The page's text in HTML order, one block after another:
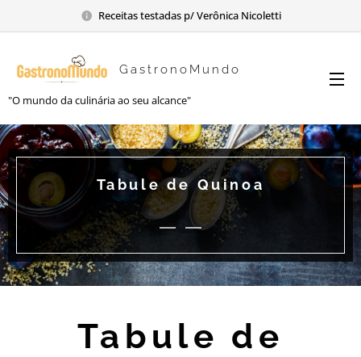
Receitas testadas p/ Verônica Nicoletti
GastronoMundo
"O mundo da culinária ao seu alcance"
Tabule de Quinoa
Tabule de